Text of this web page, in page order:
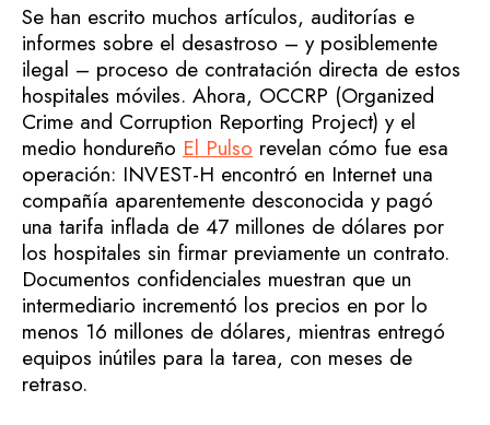
Se han escrito muchos artículos, auditorías e
informes sobre el desastroso – y posiblemente
ilegal – proceso de contratación directa de estos
hospitales móviles. Ahora, OCCRP (Organized
Crime and Corruption Reporting Project) y el
medio hondureño El Pulso revelan cómo fue esa
operación: INVEST-H encontró en Internet una
compañía aparentemente desconocida y pagó
una tarifa inflada de 47 millones de dólares por
los hospitales sin firmar previamente un contrato.
Documentos confidenciales muestran que un
intermediario incrementó los precios en por lo
menos 16 millones de dólares, mientras entregó
equipos inútiles para la tarea, con meses de
retraso.